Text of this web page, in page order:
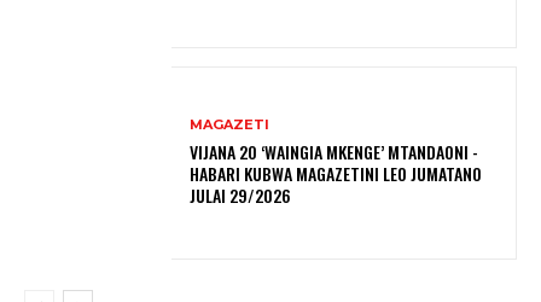
MAGAZETI
VIJANA 20 ‘WAINGIA MKENGE’ MTANDAONI -
HABARI KUBWA MAGAZETINI LEO JUMATANO
JULAI 29/2026